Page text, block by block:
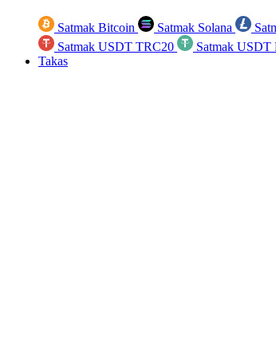
Satmak Bitcoin Satmak Solana
Satmak USDT TRC20
Satmak USDT
Takas